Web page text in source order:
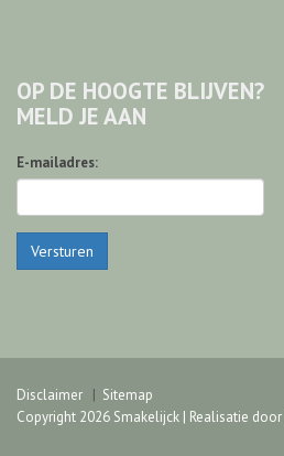
OP DE HOOGTE BLIJVEN?
MELD JE AAN
E-mailadres:
Versturen
Disclaimer
Sitemap
Copyright 2026 Smakelijck | Realisatie door